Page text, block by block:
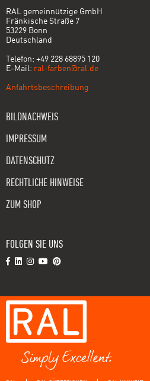
RAL gemeinnützige GmbH
Fränkische Straße 7
53229 Bonn
Deutschland
Telefon: +49 228 68895 120
E-Mail: ral-farben@ral.de
Anfahrtsbeschreibung
BILDNACHWEIS
IMPRESSUM
DATENSCHUTZ
RECHTLICHE HINWEISE
ZUM SHOP
FOLGEN SIE UNS